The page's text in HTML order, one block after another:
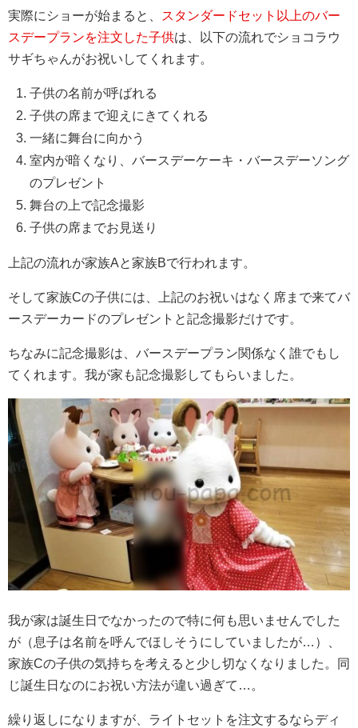
実際にショーが始まると、
スタンダードセット以上のバー
スデープランを注文した子供は、以下の流れでショコラウ
サギちゃんがお祝いしてくれます。
子供の名前が呼ばれる
子供の席まで迎えにきてくれる
一緒に舞台に向かう
室内が暗くなり、バースデーケーキ・バースデーソング
のプレゼント
舞台の上で記念撮影
子供の席までお見送り
上記の流れが家族Aと家族Bで行われます。
そして家族Cの子供には、上記のお祝いはなく席まで来てバ
ースデーカードのプレゼントと記念撮影だけです。
ちなみに記念撮影は、バースデープラン関係なく誰でもし
てくれます。我が家も記念撮影してもらいました。
我が家は誕生日でなかったので特に何も思いませんでした
が（息子は名前を呼んでほしそうにしていましたが…）、
家族Cの子供の気持ちを考えると少し切なくなりました。同
じ誕生日なのにお祝い方法が違い過ぎて…。
繰り返しになりますが、ライトセットを注文するならディ